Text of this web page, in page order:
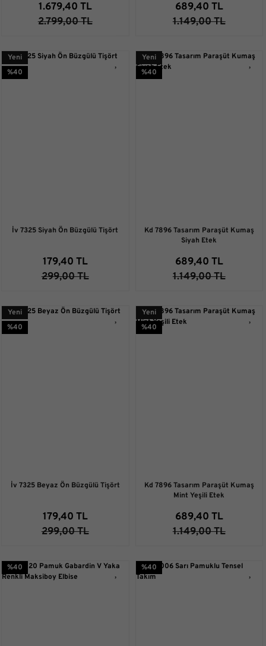
1.679,40 TL
2.799,00 TL
689,40 TL
1.149,00 TL
Yeni
%40
İv 7325 Siyah Ön Büzgülü Tişört
179,40 TL
299,00 TL
Yeni
%40
Kd 7896 Tasarım Paraşüt Kumaş
Siyah Etek
689,40 TL
1.149,00 TL
Yeni
%40
İv 7325 Beyaz Ön Büzgülü Tişört
179,40 TL
299,00 TL
Yeni
%40
Kd 7896 Tasarım Paraşüt Kumaş
Mint Yeşili Etek
689,40 TL
1.149,00 TL
%40 %40